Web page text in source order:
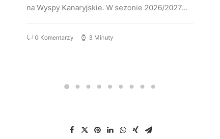
na Wyspy Kanaryjskie. W sezonie 2026/2027…
0 Komentarzy 3 Minuty